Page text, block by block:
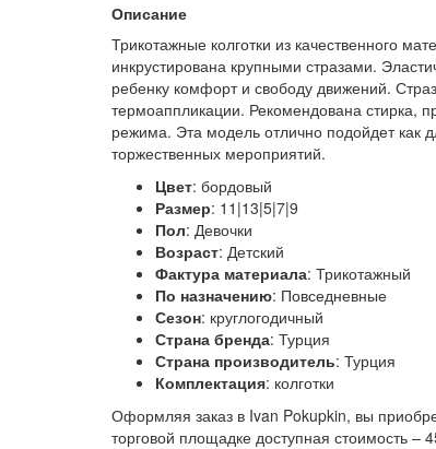
Описание
Трикотажные колготки из качественного
инкрустирована крупными стразами.
ребенку комфорт и свободу движений.
термоаппликации. Рекомендована стирка,
режима. Эта модель отлично подойдет как
торжественных мероприятий.
Цвет: бордовый
Размер: 11|13|5|7|9
Пол: Девочки
Возраст: Детский
Фактура материала: Трикотажный
По назначению: Повседневные
Сезон: круглогодичный
Страна бренда: Турция
Страна производитель: Турция
Комплектация: колготки
Оформляя заказ в Ivan Pokupkin, вы
торговой площадке доступная стоимость –